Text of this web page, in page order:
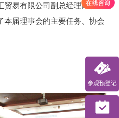
贸易有限公司副总经理高标为
本届理事会的主要任务、协会
参观预登记